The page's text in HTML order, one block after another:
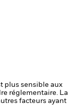
plus sensible aux
réglementaire. La
facteurs ayant